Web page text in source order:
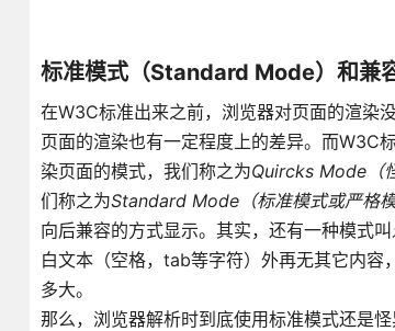
标准模式（Standard Mode）和兼
在W3C标准出来之前，浏览器对页面的渲染
页面的渲染也有一定程度上的差异。而W3C
染页面的模式，我们称之为Quircks Mode（
们称之为Standard Mode（标准模式或严格模
向后兼容的方式显示。其实，还有一种模式叫
白文本（空格，tab等字符）外再无其它内
多大。
那么，浏览器解析时到底使用标准模式还是